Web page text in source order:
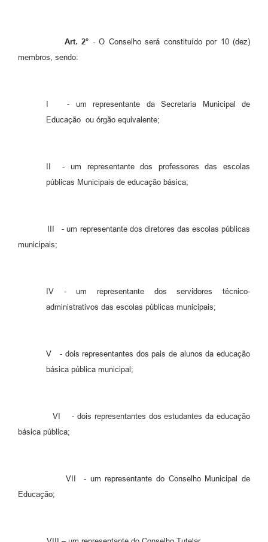
Art. 2° -O Conselho será constituído por 10 (dez)
membros, sendo:
I - um representante da Secretaria Municipal de
Educação ou órgão equivalente;
II - um representante dos professores das escolas
públicas Municipais de educação básica;
III - um representante dos diretores das escolas públicas
municipais;
IV - um representante dos servidores técnico-
administrativos das escolas públicas municipais;
V - dois representantes dos pais de alunos da educação
básica pública municipal;
VI - dois representantes dos estudantes da educação
básica pública;
VII - um representante do Conselho Municipal de
Educação;